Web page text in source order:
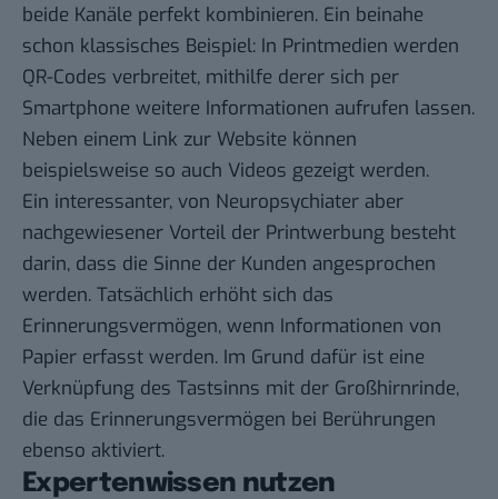
beide Kanäle perfekt kombinieren. Ein beinahe
schon klassisches Beispiel: In Printmedien werden
QR-Codes verbreitet, mithilfe derer sich per
Smartphone weitere Informationen aufrufen lassen.
Neben einem Link zur Website können
beispielsweise so auch Videos gezeigt werden.
Ein interessanter, von Neuropsychiater aber
nachgewiesener Vorteil der Printwerbung besteht
darin, dass die Sinne der Kunden angesprochen
werden. Tatsächlich erhöht sich das
Erinnerungsvermögen, wenn Informationen von
Papier erfasst werden. Im Grund dafür ist eine
Verknüpfung des Tastsinns mit der Großhirnrinde,
die das Erinnerungsvermögen bei Berührungen
ebenso aktiviert.
Expertenwissen nutzen